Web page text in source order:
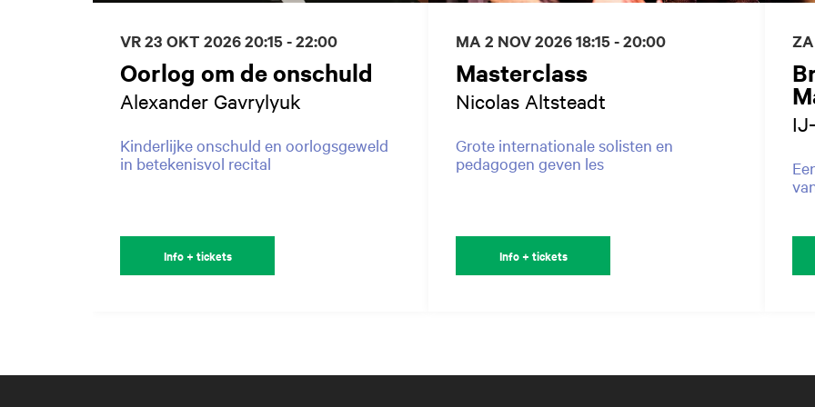
Oorlog om de onschuld
Alexander Gavrylyuk
Kinderlijke onschuld en oorlogsgeweld
in betekenisvol recital
VR 23 OKT 202620:15 - 22:00
Info + tickets
Masterclass
Nicolas Altsteadt
Grote internationale solisten en
pedagogen geven les
MA 2 NOV 202618:15 - 20:00
Info + tickets